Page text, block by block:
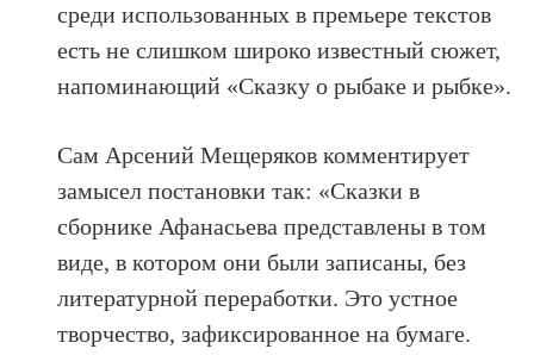
среди использованных в премьере текстов
есть не слишком широко известный сюжет,
напоминающий «Сказку о рыбаке и рыбке».
Сам Арсений Мещеряков комментирует
замысел постановки так: «Сказки в
сборнике Афанасьева представлены в том
виде, в котором они были записаны, без
литературной переработки. Это устное
творчество, зафиксированное на бумаге.